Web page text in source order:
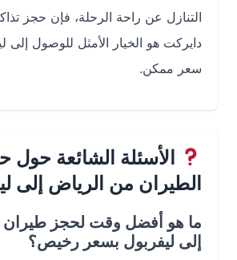
التنازل عن راحة الرحلة، فإن حجز تذاكر
دايركت هو الخيار الأمثل للوصول إلى
سعر ممكن.
الأسئلة الشائعة حول حجز
الطيران من الرياض إلى
ما هو أفضل وقت لحجز طيران من
إلى ليفربول بسعر رخيص؟